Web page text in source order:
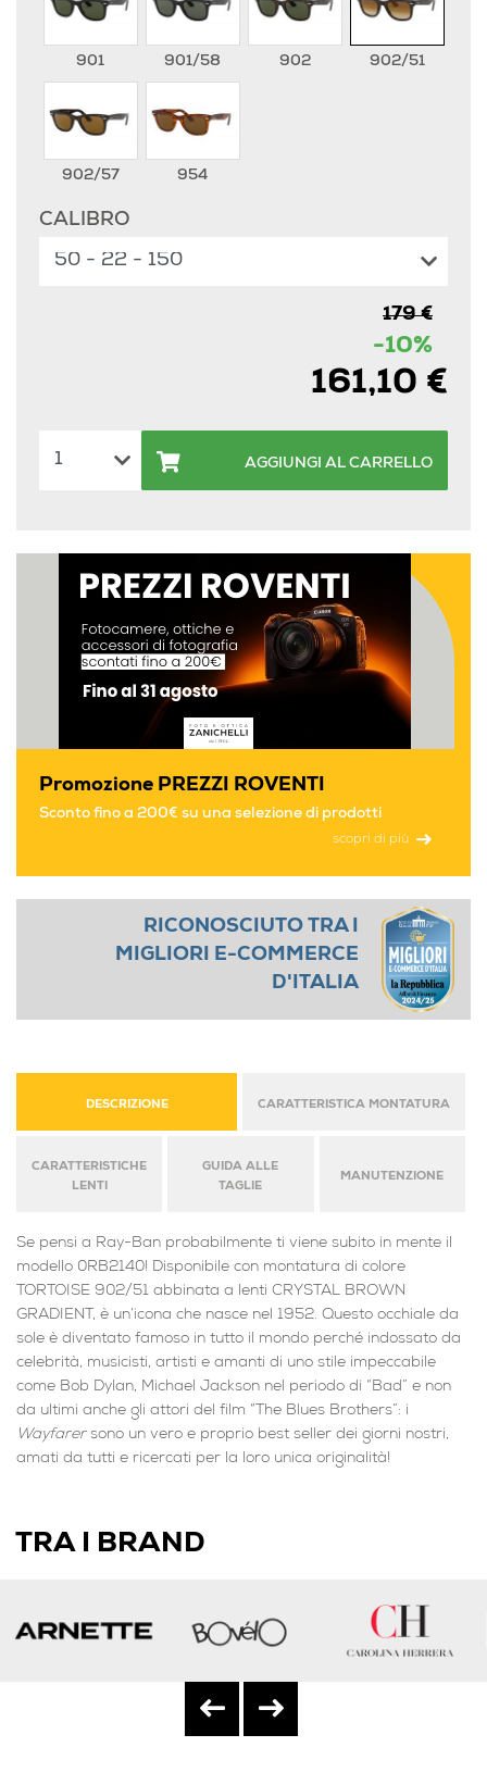
901 901/58 902 902/51
902/57 954
CALIBRO
179 €
-10%
161,10 €
AGGIUNGI AL CARRELLO
Promozione PREZZI ROVENTI
Sconto fino a 200€ su una selezione di prodotti
scopri di più
RICONOSCIUTO TRA I
MIGLIORI E-COMMERCE
D'ITALIA
DESCRIZIONE CARATTERISTICA MONTATURA
CARATTERISTICHE
LENTI
GUIDA ALLE
TAGLIE
MANUTENZIONE
Se pensi a Ray-Ban probabilmente ti viene subito in mente il
modello 0RB2140! Disponibile con montatura di colore
TORTOISE 902/51 abbinata a lenti CRYSTAL BROWN
GRADIENT, è un’icona che nasce nel 1952. Questo occhiale da
sole è diventato famoso in tutto il mondo perché indossato da
celebrità, musicisti, artisti e amanti di uno stile impeccabile
come Bob Dylan, Michael Jackson nel periodo di “Bad” e non
da ultimi anche gli attori del film “The Blues Brothers”: i
Wayfarersono un vero e proprio best seller dei giorni nostri,
amati da tutti e ricercati per la loro unica originalità!
TRA I BRAND